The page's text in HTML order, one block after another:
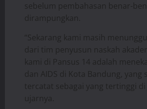
sebelum pembahasan benar-
dirampungkan.
“Sekarang kami masih
dari tim penyusun naskah
kami di Pansus 14 adalah
dan AIDS di Kota Bandung, yang
tercatat sebagai yang tertinggi di
ujarnya.